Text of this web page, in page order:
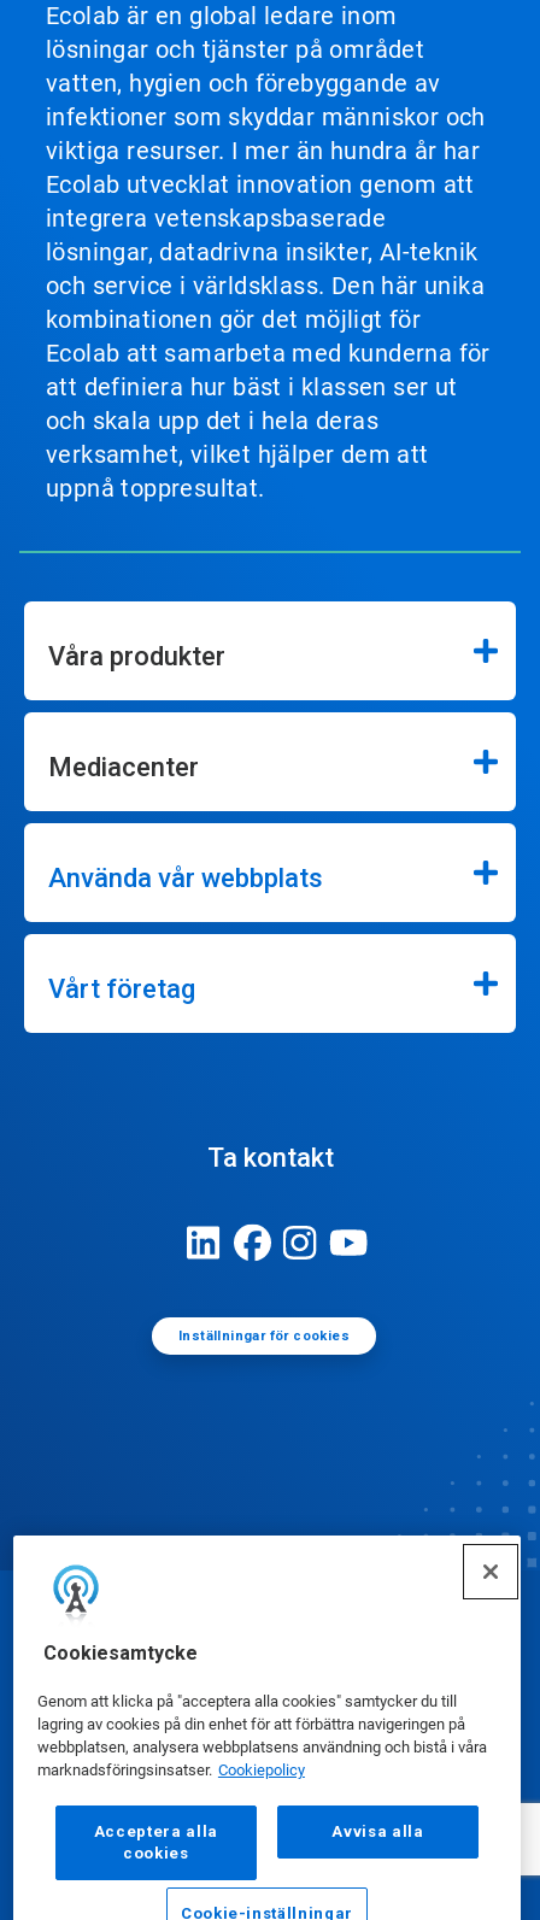
Cookiesamtycke
Genom att klicka på "acceptera alla cookies" samtycker du till
lagring av cookies på din enhet för att förbättra navigeringen på
webbplatsen, analysera webbplatsens användning och bistå i våra
marknadsföringsinsatser. Cookiepolicy
Acceptera alla
cookies
Avvisa alla
Cookie-inställningar
Ecolab är en global ledare inom
lösningar och tjänster på området
vatten, hygien och förebyggande av
infektioner som skyddar människor och
viktiga resurser. I mer än hundra år har
Ecolab utvecklat innovation genom att
integrera vetenskapsbaserade
lösningar, datadrivna insikter, AI-teknik
och service i världsklass. Den här unika
kombinationen gör det möjligt för
Ecolab att samarbeta med kunderna för
att definiera hur bäst i klassen ser ut
och skala upp det i hela deras
verksamhet, vilket hjälper dem att
uppnå toppresultat.
Våra produkter
Mediacenter
Använda vår webbplats
Vårt företag
Ta kontakt
Inställningar för cookies
Säkerhetsdatablad|Sekretesspolicy|
Användarvillkor